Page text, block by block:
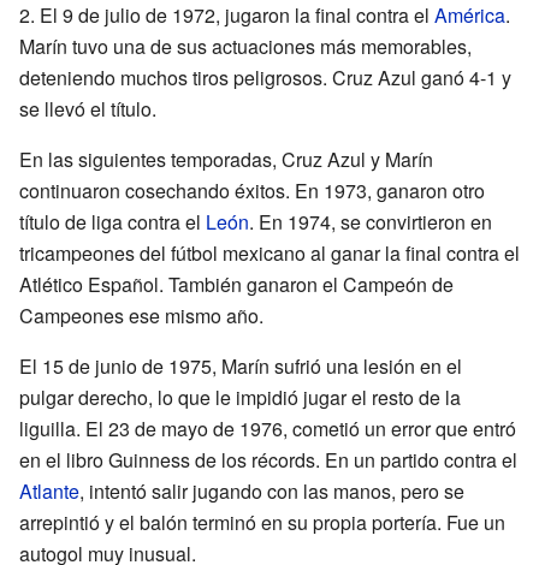
2. El 9 de julio de 1972, jugaron la final contra el América.
Marín tuvo una de sus actuaciones más memorables,
deteniendo muchos tiros peligrosos. Cruz Azul ganó 4-1 y
se llevó el título.
En las siguientes temporadas, Cruz Azul y Marín
continuaron cosechando éxitos. En 1973, ganaron otro
título de liga contra el León. En 1974, se convirtieron en
tricampeones del fútbol mexicano al ganar la final contra el
Atlético Español. También ganaron el Campeón de
Campeones ese mismo año.
El 15 de junio de 1975, Marín sufrió una lesión en el
pulgar derecho, lo que le impidió jugar el resto de la
liguilla. El 23 de mayo de 1976, cometió un error que entró
en el libro Guinness de los récords. En un partido contra el
Atlante, intentó salir jugando con las manos, pero se
arrepintió y el balón terminó en su propia portería. Fue un
autogol muy inusual.